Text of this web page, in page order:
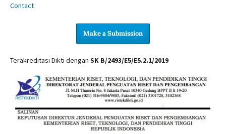
Contact
Make a Submission
Terakreditasi Dikti dengan SK B/2493/E5/E5.2.1/2019